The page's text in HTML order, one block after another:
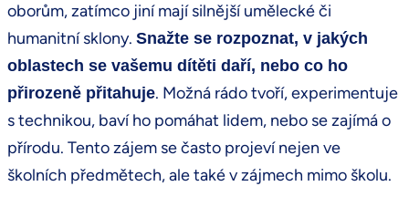
oborům, zatímco jiní mají silnější umělecké či
humanitní sklony. Snažte se rozpoznat, v jakých
oblastech se vašemu dítěti daří, nebo co ho
přirozeně přitahuje. Možná rádo tvoří, experimentuje
s technikou, baví ho pomáhat lidem, nebo se zajímá o
přírodu. Tento zájem se často projeví nejen ve
školních předmětech, ale také v zájmech mimo školu.